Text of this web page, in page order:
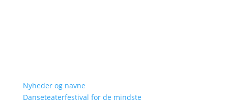
Nyheder og navne
Danseteaterfestival for de mindste